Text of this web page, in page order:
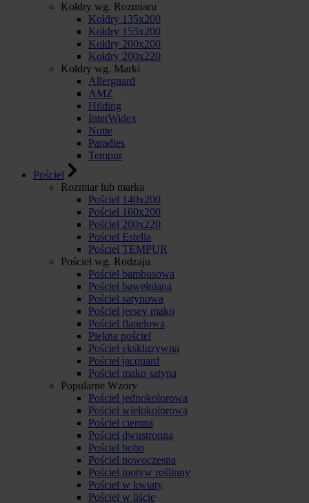
Kołdry wg. Rozmiaru
Kołdry 135x200
Kołdry 155x200
Kołdry 200x200
Kołdry 200x220
Kołdry wg. Marki
Allerguard
AMZ
Hilding
InterWidex
Notte
Paradies
Tempur
Pościel
Rozmiar lub marka
Pościel 140x200
Pościel 160x200
Pościel 200x220
Pościel Estella
Pościel TEMPUR
Pościel wg. Rodzaju
Pościel bambusowa
Pościel bawełniana
Pościel satynowa
Pościel jersey mako
Pościel flanelowa
Piękna pościel
Pościel ekskluzywna
Pościel jacquard
Pościel mako satyna
Popularne Wzory
Pościel jednokolorowa
Pościel wielokolorowa
Pościel ciemna
Pościel dwustronna
Pościel boho
Pościel nowoczesna
Pościel motyw roślinny
Pościel w kwiaty
Pościel w liście